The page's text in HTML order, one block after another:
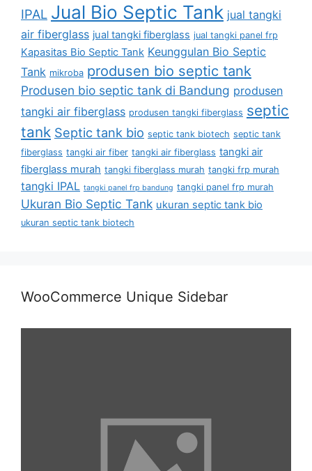
IPAL Jual Bio Septic Tank jual tangki
air fiberglass jual tangki fiberglass jual tangki panel frp
Kapasitas Bio Septic Tank Keunggulan Bio Septic
Tank mikroba produsen bio septic tank
Produsen bio septic tank di Bandung produsen
tangki air fiberglass produsen tangki fiberglass septic
tank Septic tank bio septic tank biotech septic tank
fiberglass tangki air fiber tangki air fiberglass tangki air
fiberglass murah tangki fiberglass murah tangki frp murah
tangki IPAL tangki panel frp bandung tangki panel frp murah
Ukuran Bio Septic Tank ukuran septic tank bio
ukuran septic tank biotech
WooCommerce Unique Sidebar